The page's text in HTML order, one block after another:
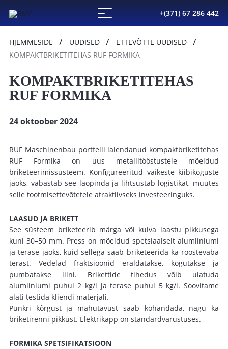
+(371) 67 286 442
HJEMMESIDE UUDISED
ETTEVÕTTE UUDISED
KOMPAKTBRIKETITEHAS RUF FORMIKA
KOMPAKTBRIKETITEHAS
RUF FORMIKA
24 oktoober 2024
RUF Maschinenbau portfelli laiendanud kompaktbriketitehas
RUF Formika on uus metallitööstustele mõeldud
briketeerimissüsteem. Konfigureeritud väikeste kiibikoguste
jaoks, vabastab see laopinda ja lihtsustab logistikat, muutes
selle tootmisettevõtetele atraktiivseks investeeringuks.
LAASUD JA BRIKETT
See süsteem briketeerib märga või kuiva laastu pikkusega
kuni 30–50 mm. Press on mõeldud spetsiaalselt alumiiniumi
ja terase jaoks, kuid sellega saab briketeerida ka roostevaba
terast. Vedelad fraktsioonid eraldatakse, kogutakse ja
pumbatakse liini. Brikettide tihedus võib ulatuda
alumiiniumi puhul 2 kg/l ja terase puhul 5 kg/l. Soovitame
alati testida kliendi materjali.
Punkri kõrgust ja mahutavust saab kohandada, nagu ka
briketirenni pikkust. Elektrikapp on standardvarustuses.
FORMIKA SPETSIFIKATSIOON